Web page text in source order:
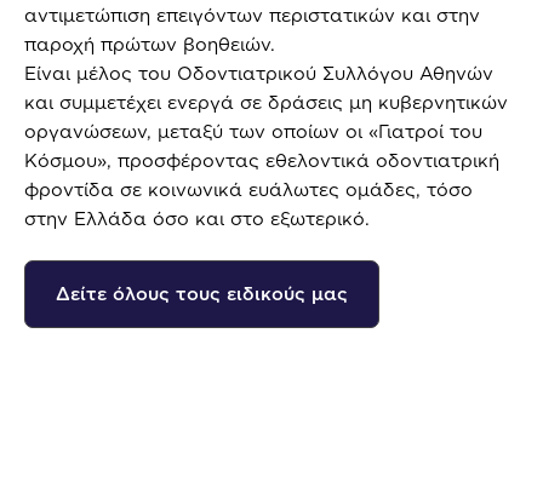
αντιμετώπιση επειγόντων περιστατικών και στην
παροχή πρώτων βοηθειών.
Είναι μέλος του Οδοντιατρικού Συλλόγου Αθηνών
και συμμετέχει ενεργά σε δράσεις μη κυβερνητικών
οργανώσεων, μεταξύ των οποίων οι «Γιατροί του
Κόσμου», προσφέροντας εθελοντικά οδοντιατρική
φροντίδα σε κοινωνικά ευάλωτες ομάδες, τόσο
στην Ελλάδα όσο και στο εξωτερικό.
Δείτε όλους τους ειδικούς μας